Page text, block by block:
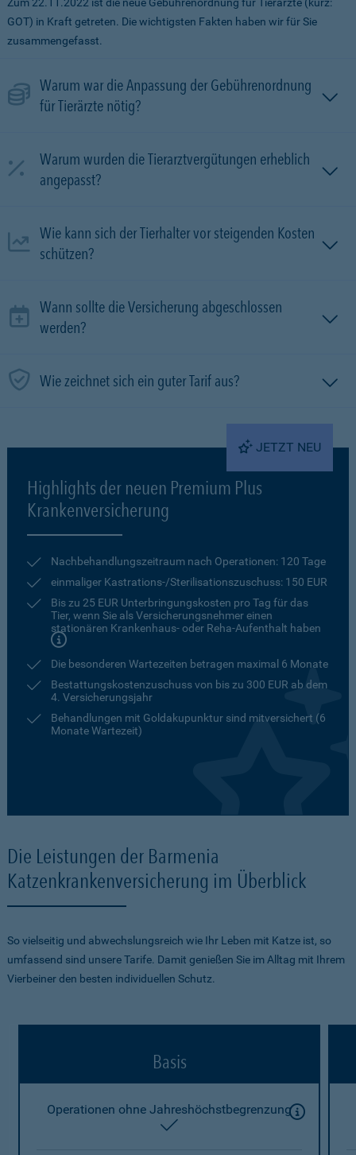
GOT) in Kraft getreten. Die wichtigsten Fakten haben wir für Sie
zusammengefasst.
Warum war die Anpassung der Gebührenordnung
für Tierärzte nötig?
Warum wurden die Tierarztvergütungen erheblich
angepasst?
Wie kann sich der Tierhalter vor steigenden Kosten
schützen?
Wann sollte die Versicherung abgeschlossen
werden?
Wie zeichnet sich ein guter Tarif aus?
JETZT NEU
Highlights der neuen Premium Plus
Krankenversicherung
Nachbehandlungszeitraum nach Operationen: 120 Tage
einmaliger Kastrations-/Sterilisationszuschuss: 150 EUR
Bis zu 25 EUR Unterbringungskosten pro Tag für das
Tier, wenn Sie als Versicherungsnehmer einen
stationären Krankenhaus- oder Reha-Aufenthalt haben
Die besonderen Wartezeiten betragen maximal 6 Monate
Bestattungskostenzuschuss von bis zu 300 EUR ab dem
4. Versicherungsjahr
Behandlungen mit Goldakupunktur sind mitversichert (6
Monate Wartezeit)
Die Leistungen der Barmenia
Katzenkrankenversicherung im Überblick
So vielseitig und abwechslungsreich wie Ihr Leben mit Katze ist, so
umfassend sind unsere Tarife. Damit genießen Sie im Alltag mit Ihrem
Vierbeiner den besten individuellen Schutz.
Basis
Operationen ohne Jahreshöchstbegrenzung